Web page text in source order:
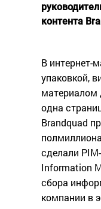
контента
В интернет-
упаковкой,
материалом
одна
Brandquad
сделали
Information
сбора
компании в